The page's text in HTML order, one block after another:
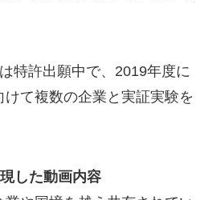
特許出願中で、2019年度に
て複数の企業と実証実験を
した動画内容